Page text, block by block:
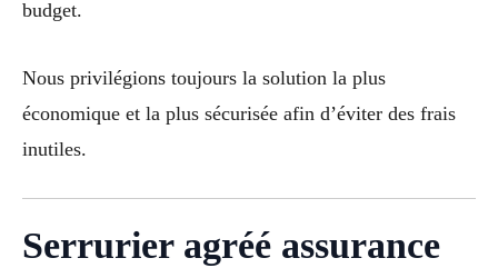
budget.
Nous privilégions toujours la solution la plus
économique et la plus sécurisée afin d’éviter des frais
inutiles.
Serrurier agréé assurance